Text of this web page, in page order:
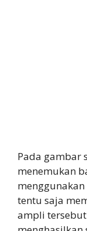
Pada gambar
menemukan
tentu saja
ampli